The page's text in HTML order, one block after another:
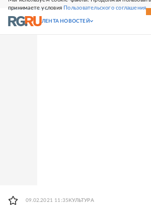
принимаете условия Пользовательского соглашения
СВЕЖИЙ НОМЕР
ЛЕНТА НОВОСТЕЙ
09.02.2021 11:35 КУЛЬТУРА